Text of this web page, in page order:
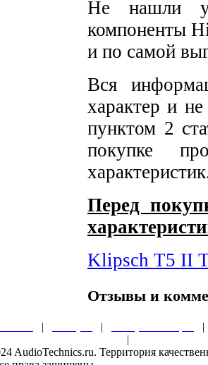
Не нашли у
компоненты
и по самой
Вся
характер и
пунктом 2
покупке
Перед
Klipsch T5 II
Отзывы и
| |
|
AudioTechnics.ru. Территория